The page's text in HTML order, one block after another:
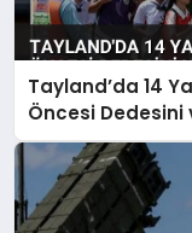
Tayland’da 14
Öncesi Dedesini